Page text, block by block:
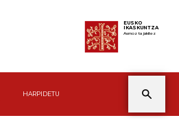
EUSKO
IKASKUNTZA
Asmoz ta jakitez
HARPIDETU